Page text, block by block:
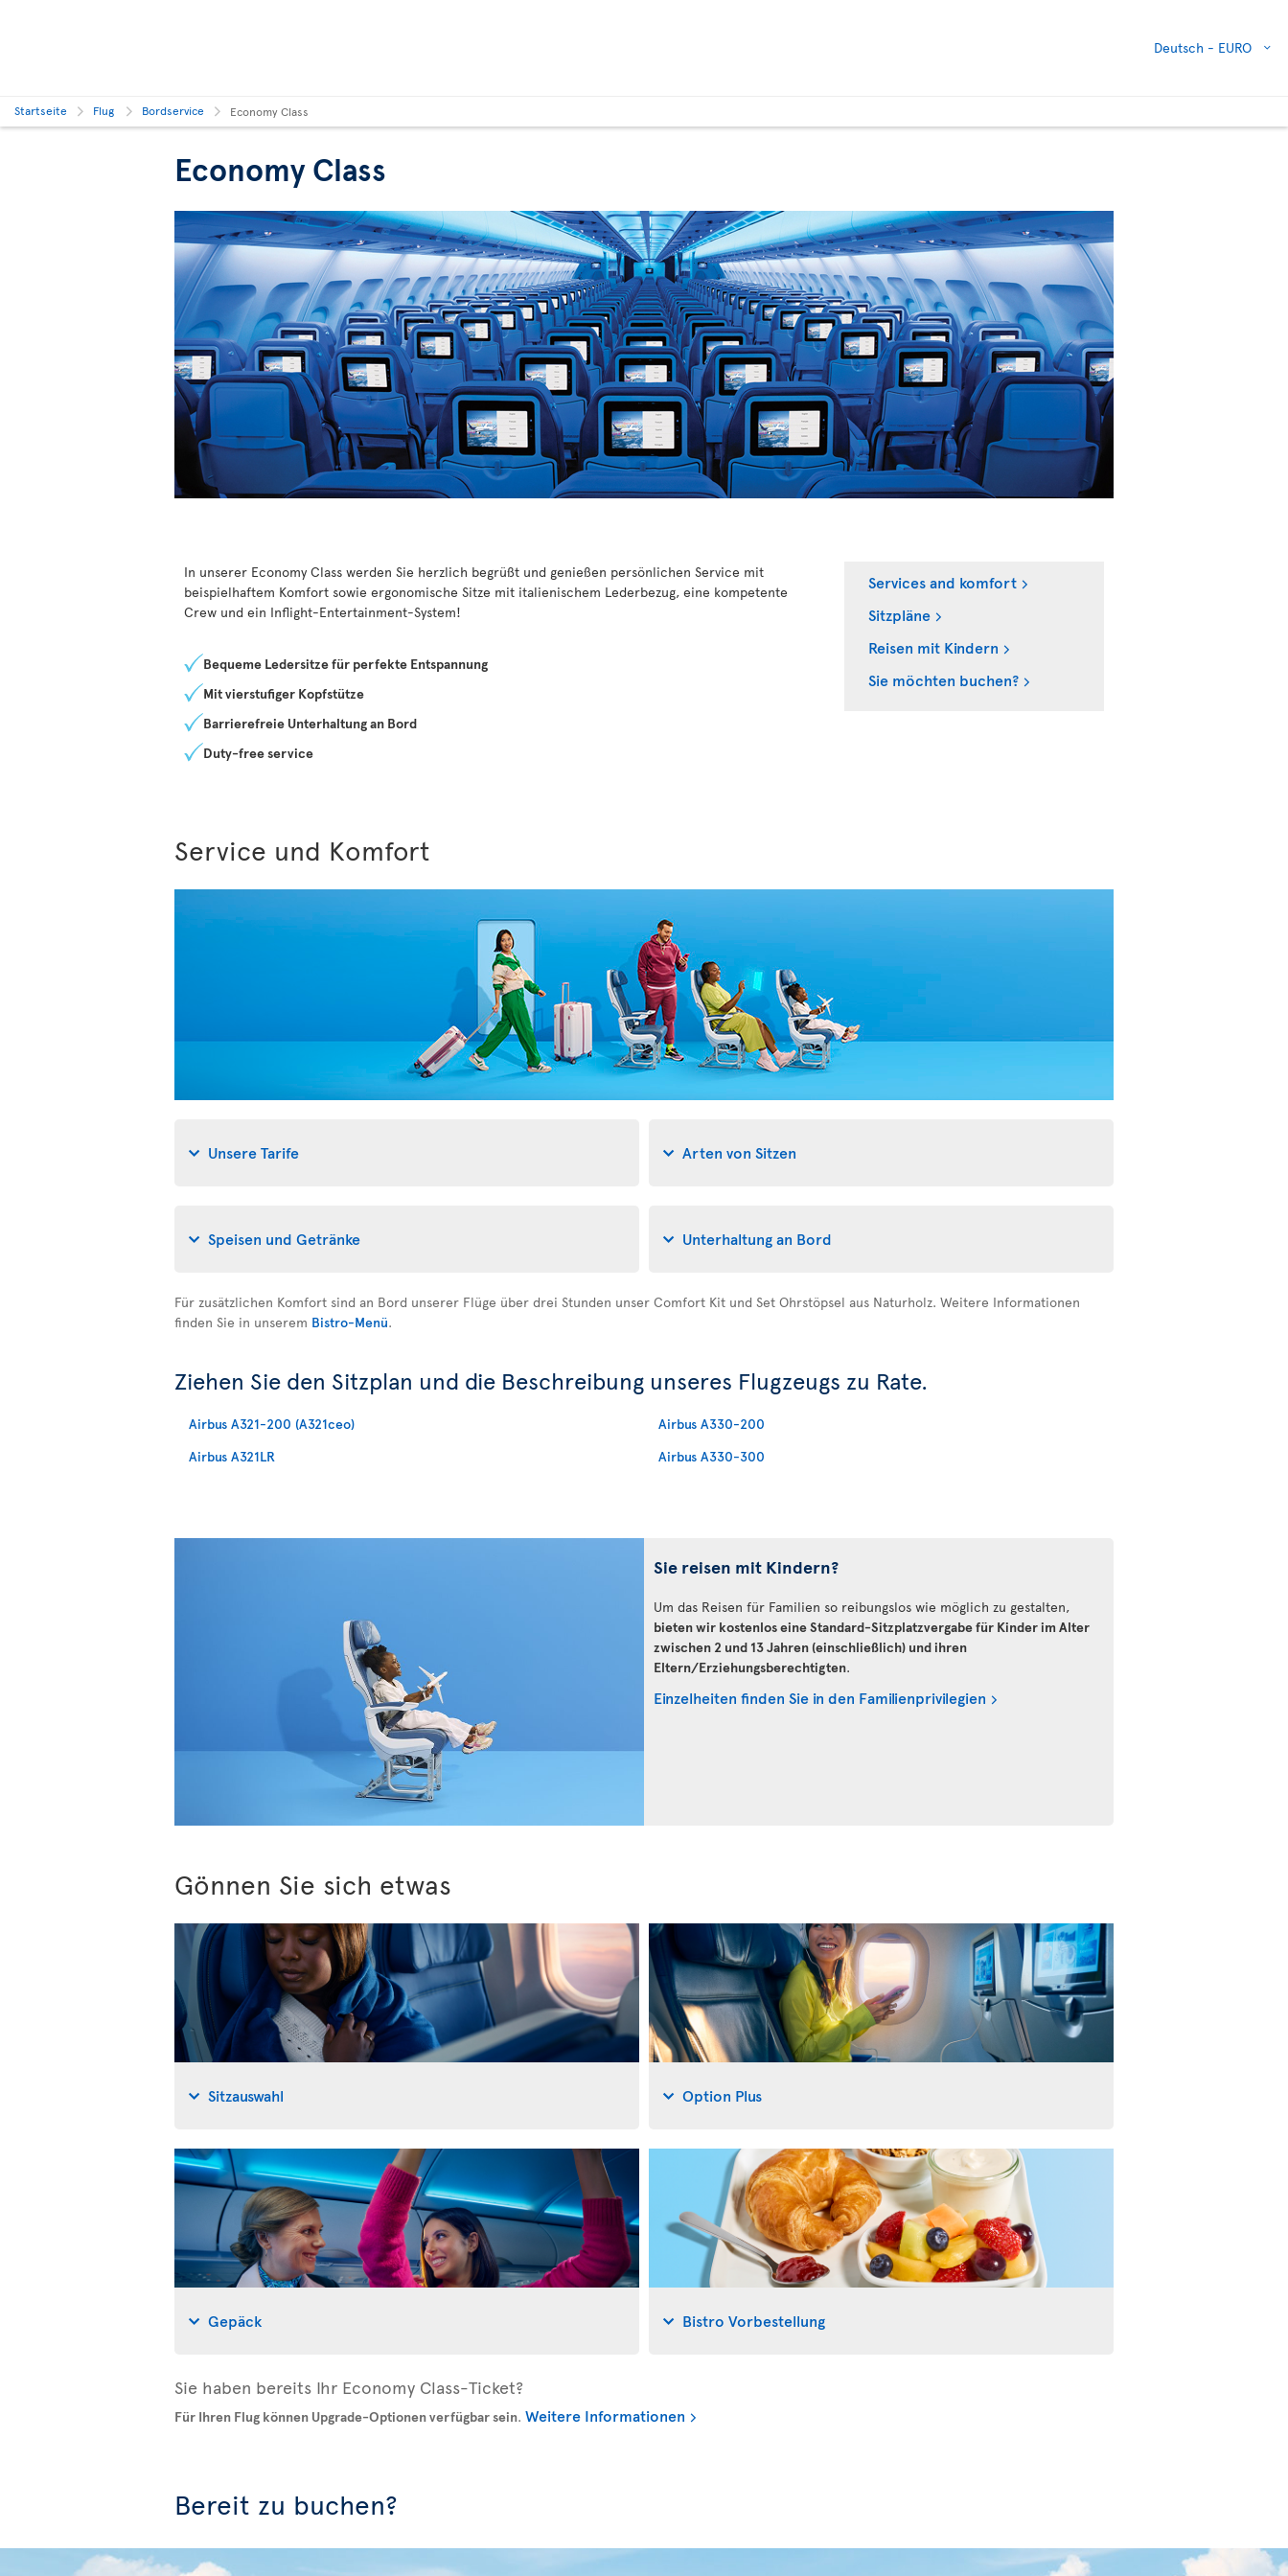
Deutsch - EURO
Startseite Flug Bordservice Economy Class
Economy Class
In unserer Economy Class werden Sie herzlich begrüßt und genießen persönlichen Service mit
beispielhaftem Komfort sowie ergonomische Sitze mit italienischem Lederbezug, eine kompetente
Crew und ein Inflight-Entertainment-System!
Bequeme Ledersitze für perfekte Entspannung
Mit vierstufiger Kopfstütze
Barrierefreie Unterhaltung an Bord
Duty-free service
Services and komfort
Sitzpläne
Reisen mit Kindern
Sie möchten buchen?
Service und Komfort
Unsere Tarife Arten von Sitzen
Speisen und Getränke Unterhaltung an Bord
Für zusätzlichen Komfort sind an Bord unserer Flüge über drei Stunden unser Comfort Kit und Set Ohrstöpsel aus Naturholz. Weitere Informationen
finden Sie in unserem Bistro-Menü.
Ziehen Sie den Sitzplan und die Beschreibung unseres Flugzeugs zu Rate.
Airbus A321-200 (A321ceo)
Airbus A321LR
Airbus A330-200
Airbus A330-300
Sie reisen mit Kindern?
Um das Reisen für Familien so reibungslos wie möglich zu gestalten,
bieten wir kostenlos eine Standard-Sitzplatzvergabe für Kinder im Alter
zwischen 2 und 13 Jahren (einschließlich) und ihren
Eltern/Erziehungsberechtigten.
Einzelheiten finden Sie in den Familienprivilegien
Gönnen Sie sich etwas
Sitzauswahl Option Plus
Gepäck Bistro Vorbestellung
Sie haben bereits Ihr Economy Class-Ticket?
Für Ihren Flug können Upgrade-Optionen verfügbar sein. Weitere Informationen
Bereit zu buchen?